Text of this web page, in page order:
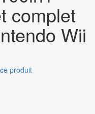
complet
Wii
produit